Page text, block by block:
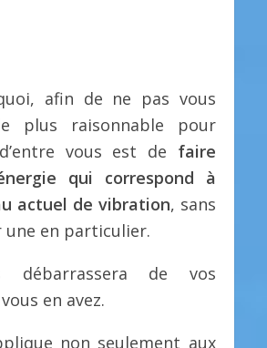
afin de ne pas vous
plus raisonnable pour
vous est de faire
qui correspond à
actuel de vibration, sans
une en particulier.
débarrassera de vos
en avez.
non seulement aux